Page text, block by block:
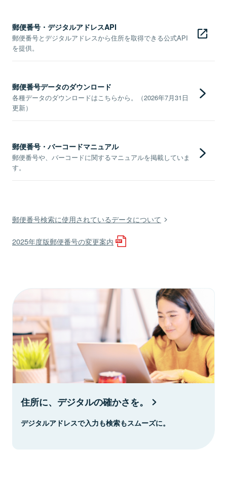
郵便番号・デジタルアドレスAPI
郵便番号とデジタルアドレスから住所を取得できる公式API
を提供。
郵便番号データのダウンロード
各種データのダウンロードはこちらから。（2026年7月31日
更新）
郵便番号・バーコードマニュアル
郵便番号や、バーコードに関するマニュアルを掲載していま
す。
郵便番号検索に使用されているデータについて
2025年度版郵便番号の変更案内
住所に、デジタルの確かさを。
デジタルアドレスで入力も検索もスムーズに。